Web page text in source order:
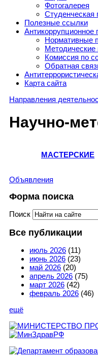
Фотогалерея
Студенческая
Полезные ссылки
Антикоррупционное
Нормативные
Комиссия по
Обратная
Карта сайта
Направления
Научно-
МАСТЕРСКИЕ
Объявления
Форма поиска
Поиск
Все публикации
июль 2026 (11)
июнь 2026 (23)
май 2026 (20)
апрель 2026 (75)
март 2026 (42)
февраль 2026 (46)
ещё